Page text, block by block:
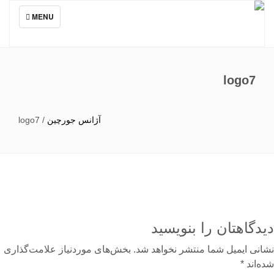
TOGGLE
NAVIGATION
MENU
logo7
آژانس جورچین/
logo7
را بنویسید
ایمیل شما منتشر نخواهد شد. بخش‌های موردنیاز علامت‌گذاری
*